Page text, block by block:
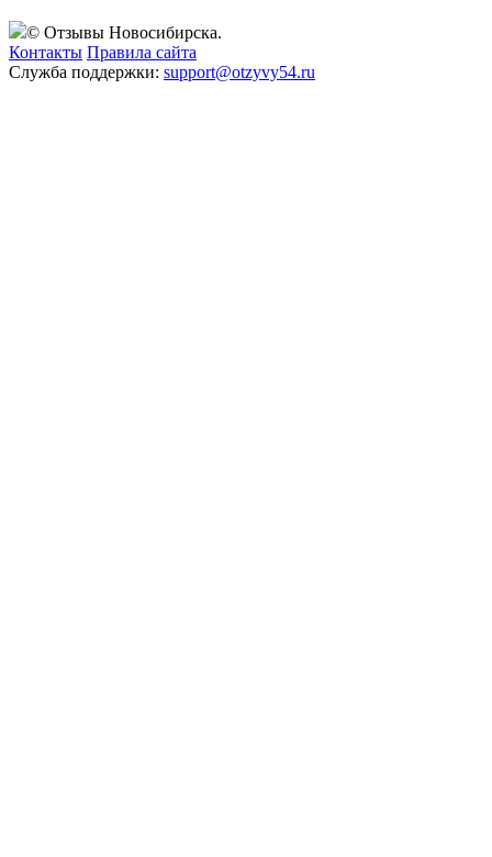
© Отзывы Новосибирска.
Контакты Правила сайта
Служба поддержки: support@otzyvy54.ru